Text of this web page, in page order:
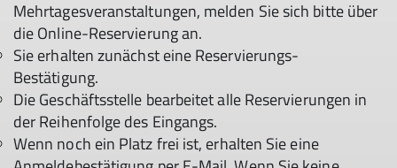
Mehrtagesveranstaltungen, melden Sie sich bitte über
die Online-Reservierung an.
Sie erhalten zunächst eine Reservierungs-
Bestätigung.
Die Geschäftsstelle bearbeitet alle Reservierungen in
der Reihenfolge des Eingangs.
Wenn noch ein Platz frei ist, erhalten Sie eine